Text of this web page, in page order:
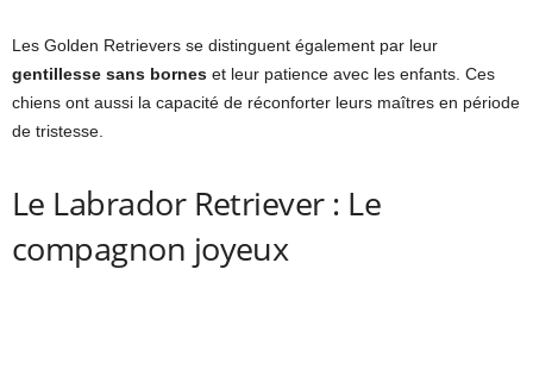
Les Golden Retrievers se distinguent également par leur
gentillesse sans bornes et leur patience avec les enfants. Ces
chiens ont aussi la capacité de réconforter leurs maîtres en période
de tristesse.
Le Labrador Retriever : Le
compagnon joyeux